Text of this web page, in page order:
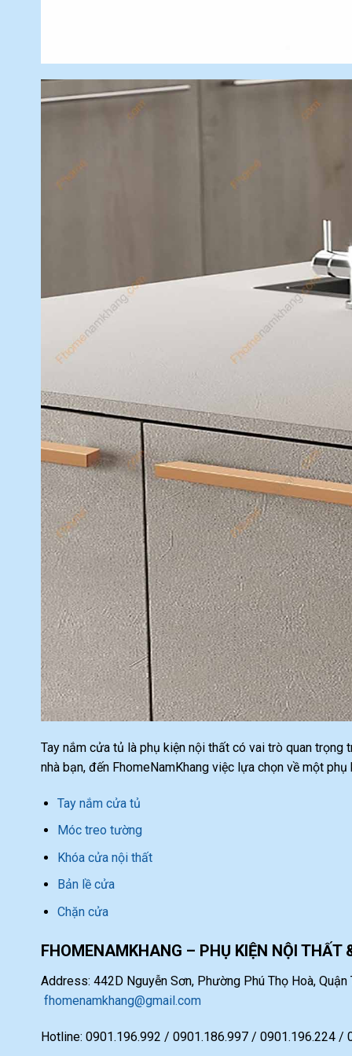
Tay nắm cửa tủ là phụ kiện nội thất có vai trò quan
nhà bạn, đến FhomeNamKhang việc lựa chọn về một
Tay nắm cửa tủ
Móc treo tường
Khóa cửa nội thất
Bản lề cửa
Chặn cửa
FHOMENAMKHANG – PHỤ KIỆN NỘI THẤT
Address: 442D Nguyễn Sơn, Phường Phú Thọ Hoà, Quận
fhomenamkhang@gmail.com
Hotline: 0901.196.992 / 0901.186.997 / 0901.196.224 /